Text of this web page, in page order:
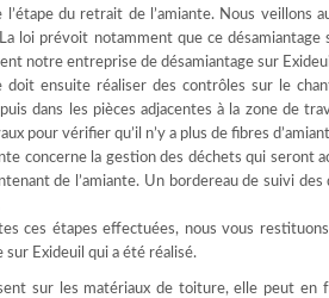
l’étape du retrait de l’amiante. Nous
loi prévoit notamment que ce
notre entreprise de désamiantage sur
doit ensuite réaliser des contrôles sur le
dans les pièces adjacentes à la zone de
pour vérifier qu’il n’y a plus de fibres
concerne la gestion des déchets qui
de l’amiante. Un bordereau de suivi
ces étapes effectuées, nous vous
sur Exideuil qui a été réalisé.
sur les matériaux de toiture, elle peut